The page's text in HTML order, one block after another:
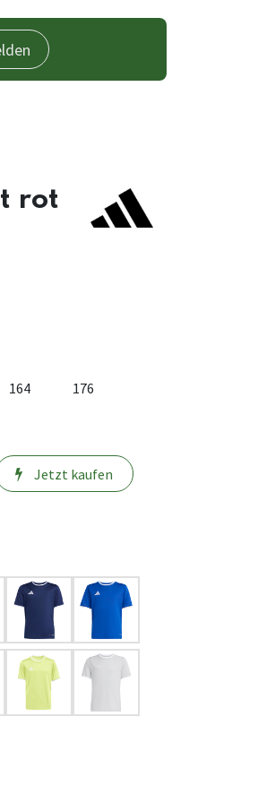
rot
164 176
Jetzt kaufen